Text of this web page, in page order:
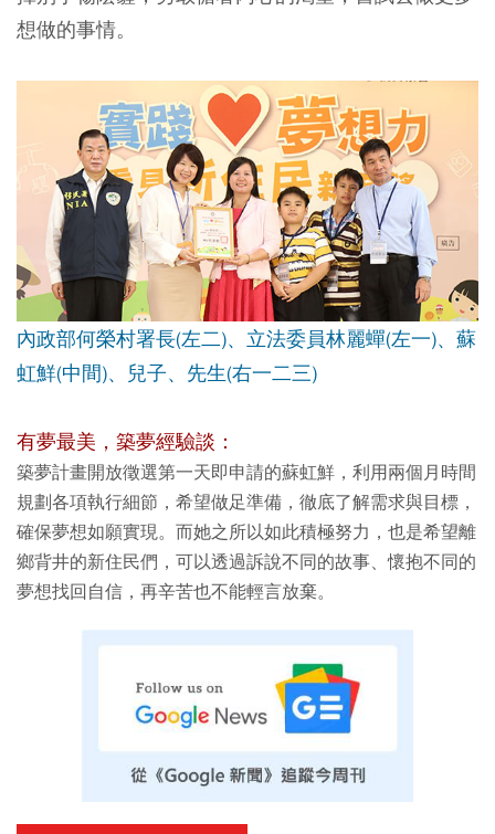
想做的事情。
內政部何榮村署長(左二)、立法委員林麗蟬(左一)、蘇
虹鮮(中間)、兒子、先生(右一二三)
有夢最美，築夢經驗談：
築夢計畫開放徵選第一天即申請的蘇虹鮮，利用兩個月時間
規劃各項執行細節，希望做足準備，徹底了解需求與目標，
確保夢想如願實現。而她之所以如此積極努力，也是希望離
鄉背井的新住民們，可以透過訴說不同的故事、懷抱不同的
夢想找回自信，再辛苦也不能輕言放棄。